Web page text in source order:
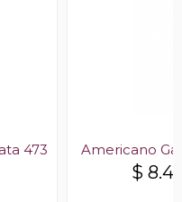
473
Americano
$